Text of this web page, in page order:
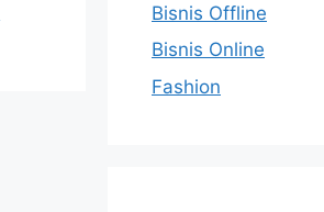
Bisnis Offline
Bisnis Online
Fashion